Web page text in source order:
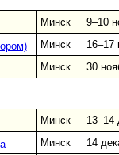
Минск 9–10
Минск 16–17
Минск 30
Минск 13–14
Минск 14